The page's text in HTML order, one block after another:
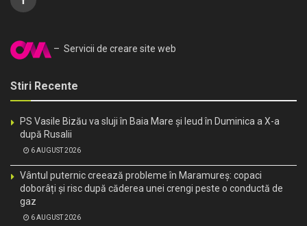
– Servicii de creare site web
Stiri Recente
PS Vasile Bizău va sluji în Baia Mare și Ieud în Duminica a X-a
după Rusalii
6 AUGUST 2026
Vântul puternic creează probleme în Maramureș: copaci
doborâți și risc după căderea unei crengi peste o conductă de
gaz
6 AUGUST 2026